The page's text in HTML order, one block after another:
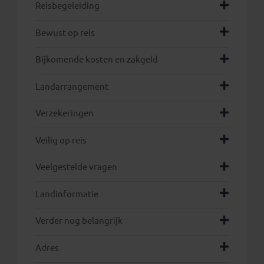
Reisbegeleiding
Bewust op reis
Bijkomende kosten en zakgeld
Landarrangement
Verzekeringen
Veilig op reis
Veelgestelde vragen
Landinformatie
Verder nog belangrijk
Adres